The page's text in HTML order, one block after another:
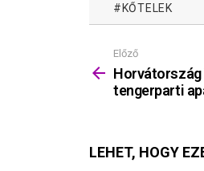
KŐTELEK
Mutass
többet
Előző
tengerparti
LEHET, HOGY